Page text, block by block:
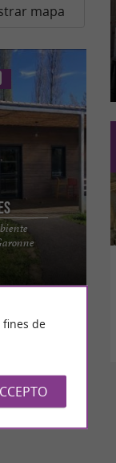
mapa
en
revitaliza
de